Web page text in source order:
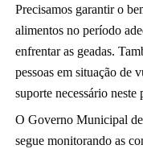
Precisamos garantir o
alimentos no período
enfrentar as geadas.
pessoas em situação de
suporte necessário
O Governo Municipal
segue monitorando as